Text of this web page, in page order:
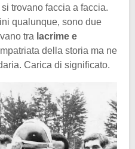
trovano faccia a faccia.
qualunque, sono due
tra lacrime e
della storia ma ne
Carica di significato.